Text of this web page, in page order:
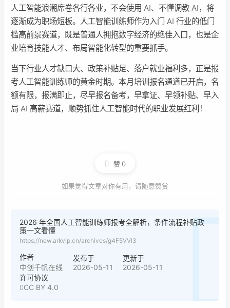
人工智能浪潮席卷各行各业，不会使用 AI、不懂调教 AI，将
逐渐成为职场短板。人工智能训练师作为入门 AI 行业的低门
槛高前景赛道，既是普通人拥抱数字经济的绝佳入口，也是企
业培育技能人才、布局智能化转型的重要抓手。
当下行业人才缺口大、政策补贴足、落户就业福利多，正是报
考人工智能训练师的黄金时期。本月培训报名通道已开启，名
额有限，报满即止，尽早报名备考，早拿证、早领补贴、早入
局 AI 高薪赛道，顺势抓住人工智能时代的职业发展红利！
赞0
如果觉得文章对你有用，请随意赞赏
2026 年全国人工智能训练师报考全解析，条件流程补贴政
策一文看懂
https://new.arkvip.cn/archives/g4F5VVl3
作者
中创千帆在线
发布于
2026-05-11
更新于
2026-05-11
许可协议
CC BY 4.0